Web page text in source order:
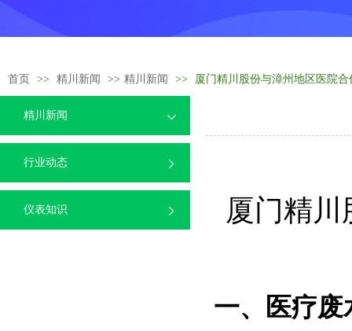
首页 >> 精川新闻 >> 精川新闻 >> 厦门精川股份与漳州地区医院
精川新闻
行业动态
仪表知识 厦门精
一、医疗